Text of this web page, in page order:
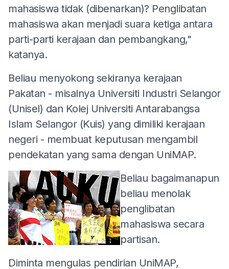
mahasiswa tidak (dibenarkan)? Penglibatan
mahasiswa akan menjadi suara ketiga antara
parti-parti kerajaan dan pembangkang,"
katanya.
Beliau menyokong sekiranya kerajaan
Pakatan - misalnya Universiti Industri Selangor
(Unisel) dan Kolej Universiti Antarabangsa
Islam Selangor (Kuis) yang dimiliki kerajaan
negeri - membuat keputusan mengambil
pendekatan yang sama dengan UniMAP.
Beliau bagaimanapun
beliau menolak
penglibatan
mahasiswa secara
partisan.
Diminta mengulas pendirian UniMAP,